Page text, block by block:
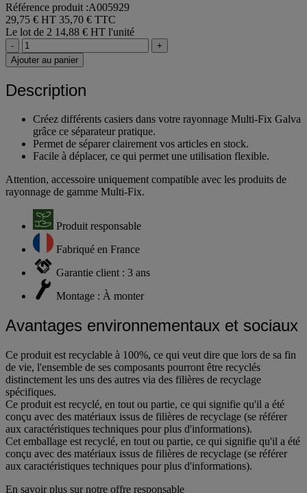
Référence produit :A005929
29,75 € HT 35,70 € TTC
Le lot de 2 14,88 € HT l'unité
-
+
Ajouter au panier
Description
Créez différents casiers dans votre rayonnage Multi-Fix Galva
grâce ce séparateur pratique.
Permet de séparer clairement vos articles en stock.
Facile à déplacer, ce qui permet une utilisation flexible.
Attention, accessoire uniquement compatible avec les produits de
rayonnage de gamme Multi-Fix.
Produit responsable
Fabriqué en France
Garantie client : 3 ans
Montage : À monter
Avantages environnementaux et sociaux
Ce produit est recyclable à 100%, ce qui veut dire que lors de sa fin
de vie, l'ensemble de ses composants pourront être recyclés
distinctement les uns des autres via des filières de recyclage
spécifiques.
Ce produit est recyclé, en tout ou partie, ce qui signifie qu'il a été
conçu avec des matériaux issus de filières de recyclage (se référer
aux caractéristiques techniques pour plus d'informations).
Cet emballage est recyclé, en tout ou partie, ce qui signifie qu'il a été
conçu avec des matériaux issus de filières de recyclage (se référer
aux caractéristiques techniques pour plus d'informations).
En savoir plus sur notre offre responsable